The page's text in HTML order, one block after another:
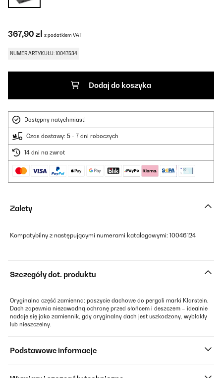
367,90 zł z podatkiem VAT
NUMER ARTYKUŁU: 10047534
Dodaj do koszyka
Dostępny natychmiast!
Czas dostawy: 5 - 7 dni roboczych
14 dni na zwrot
Zalety
Kompatybilny z następującymi numerami katalogowymi: 10046124
Szczegóły dot. produktu
Oryginalna część zamienna: poszycie dachowe do pergoli marki Klarstein.
Dach zapewnia niezawodną ochronę przed słońcem i deszczem – idealnie
nadaje się jako zamiennik, gdy oryginalny dach jest uszkodzony, wyblakły
lub nieszczelny.
Podstawowe informacje